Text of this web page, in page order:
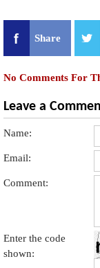
Share
No Comments For
Leave a
Name:
Email:
Comment:
Enter the code
shown: